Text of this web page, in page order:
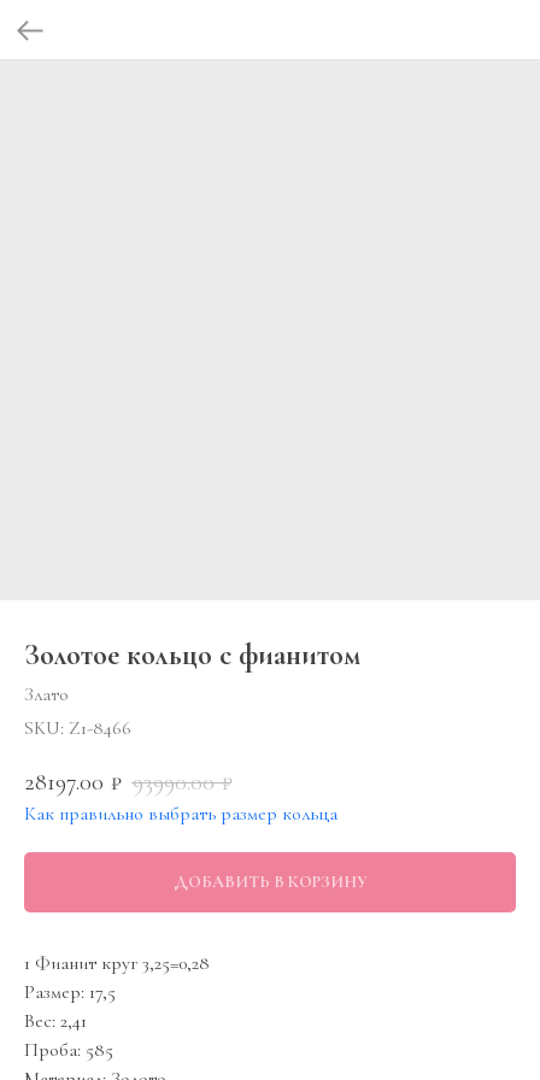
Золотое кольцо с фианитом
Злато
SKU: Z1-8466
28197.00 ₽ 93990.00 ₽
Как правильно выбрать размер кольца
ДОБАВИТЬ В КОРЗИНУ
1 Фианит круг 3,25=0,28
Размер: 17,5
Вес: 2,41
Проба: 585